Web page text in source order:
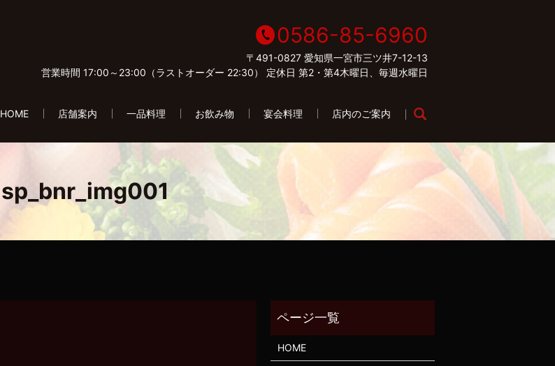
0586-85-6960
〒491-0827 愛知県一宮市三ツ井7-12-13
営業時間 17:00～23:00（ラストオーダー 22:30） 定休日 第2・第4木曜日、毎週水曜日
HOME 店舗案内 一品料理 お飲み物 宴会料理 店内のご案内 search
sp_bnr_img001
HOME